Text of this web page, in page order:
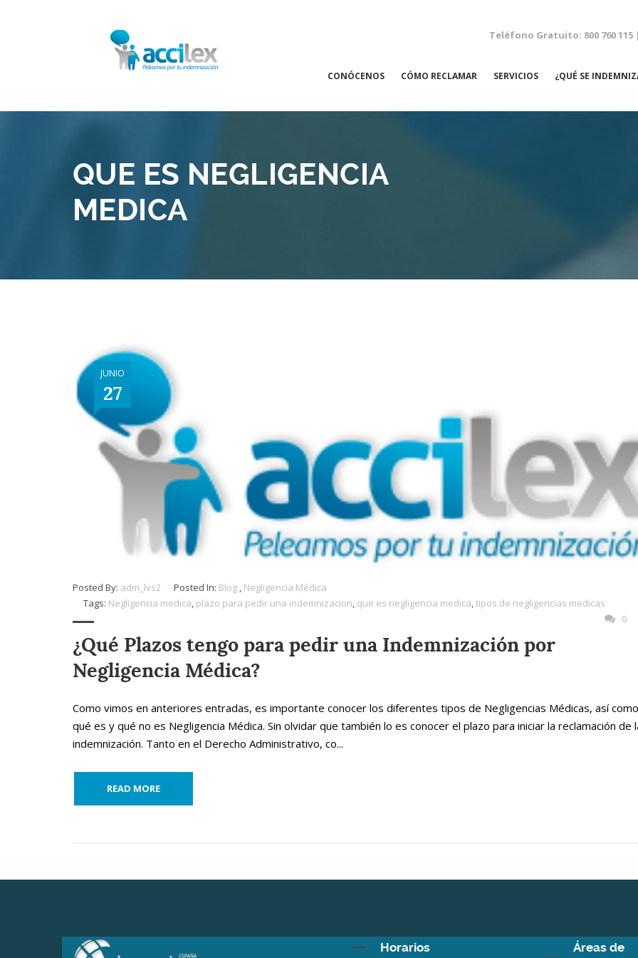
Teléfono Gratuito: 800 760
CONÓCENOS CÓMO RECLAMAR SERVICIOS ¿QUÉ SE
QUE ES NEGLIGENCIA
MEDICA
JUNIO
27
Posted By: adm_lvs2 Posted In: Blog , Negligencia Médica
Tags: Negligencia medica, plazo para pedir una indemnizacion, que es negligencia medica,tipos de negligencias medicas
0
¿Qué Plazos tengo para pedir una Indemnización por
Negligencia Médica?
Como vimos en anteriores entradas, es importante conocer los diferentes tipos de Negligencias Médicas, así
qué es y qué no es Negligencia Médica. Sin olvidar que también lo es conocer el plazo para iniciar la reclamación de
indemnización. Tanto en el Derecho Administrativo, co...
READ MORE
Horarios Áreas de